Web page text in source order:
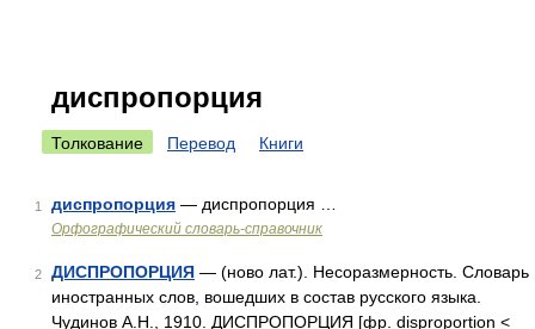
диспропорция
Толкование Перевод Книги
1 диспропорция — диспропорция …
Орфографический словарь-справочник
2 ДИСПРОПОРЦИЯ — (ново лат.). Несоразмерность. Словарь
иностранных слов, вошедших в состав русского языка.
Чудинов А.Н., 1910. ДИСПРОПОРЦИЯ [фр. disproportion <